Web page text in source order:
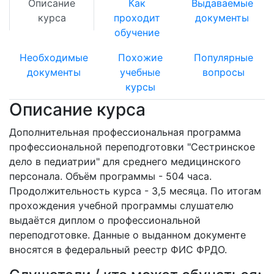
Описание
курса
Как
проходит
обучение
Выдаваемые
документы
Необходимые
документы
Похожие
учебные
курсы
Популярные
вопросы
Описание курса
Дополнительная профессиональная программа
профессиональной переподготовки "Сестринское
дело в педиатрии" для среднего медицинского
персонала. Объём программы - 504 часа.
Продолжительность курса - 3,5 месяца. По итогам
прохождения учебной программы слушателю
выдаётся диплом о профессиональной
переподготовке. Данные о выданном документе
вносятся в федеральный реестр ФИС ФРДО.